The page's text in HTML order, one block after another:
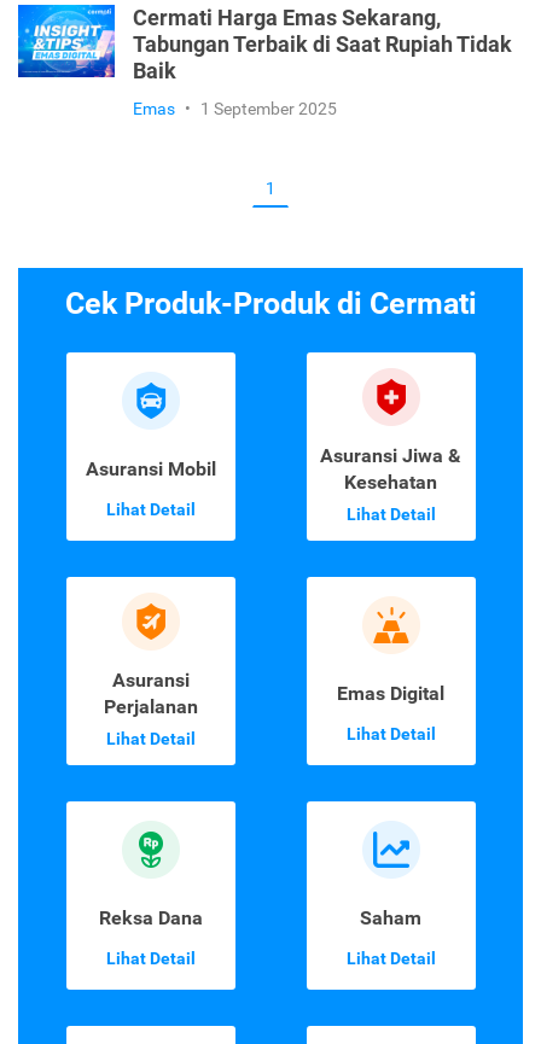
Cermati Harga Emas Sekarang,
Tabungan Terbaik di Saat Rupiah Tidak
Baik
Emas • 1 September 2025
1
Cek Produk-Produk di Cermati
Asuransi Mobil
Lihat Detail
Asuransi Jiwa &
Kesehatan
Lihat Detail
Asuransi
Perjalanan
Lihat Detail
Emas Digital
Lihat Detail
Reksa Dana
Lihat Detail
Saham
Lihat Detail